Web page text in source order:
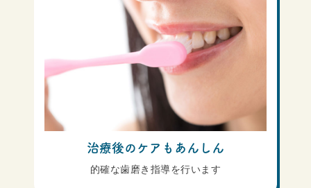
治療後のケアもあんしん
的確な歯磨き指導を行います